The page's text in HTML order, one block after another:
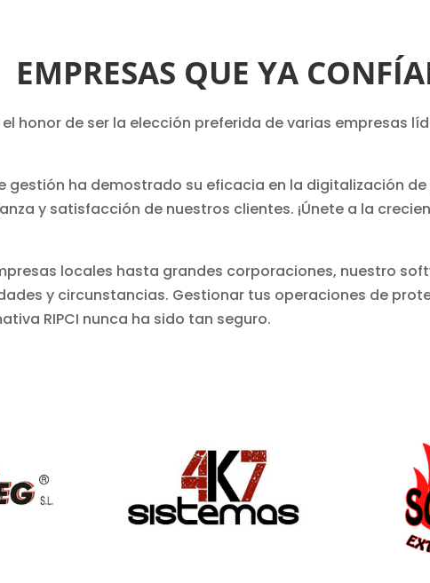
EMPRESAS QUE YA
honor de ser la elección preferida de varias empresas
gestión ha demostrado su eficacia en la digitalización
y satisfacción de nuestros clientes. ¡Únete a la
locales hasta grandes corporaciones, nuestro
y circunstancias. Gestionar tus operaciones de
RIPCI nunca ha sido tan seguro.